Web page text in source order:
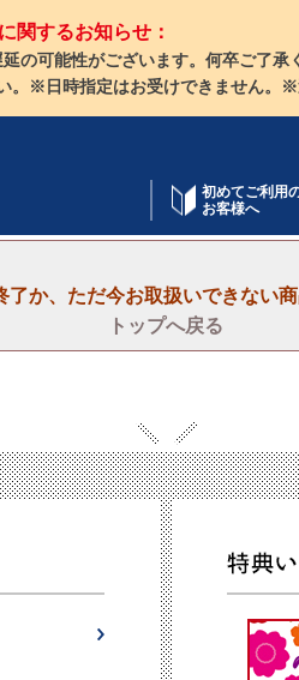
関するお知らせ：
の可能性がございます。何卒ご了承
※日時指定はお受けできません。※
初めてご利用
お客様へ
か、ただ今お取扱いできない商
トップへ戻る